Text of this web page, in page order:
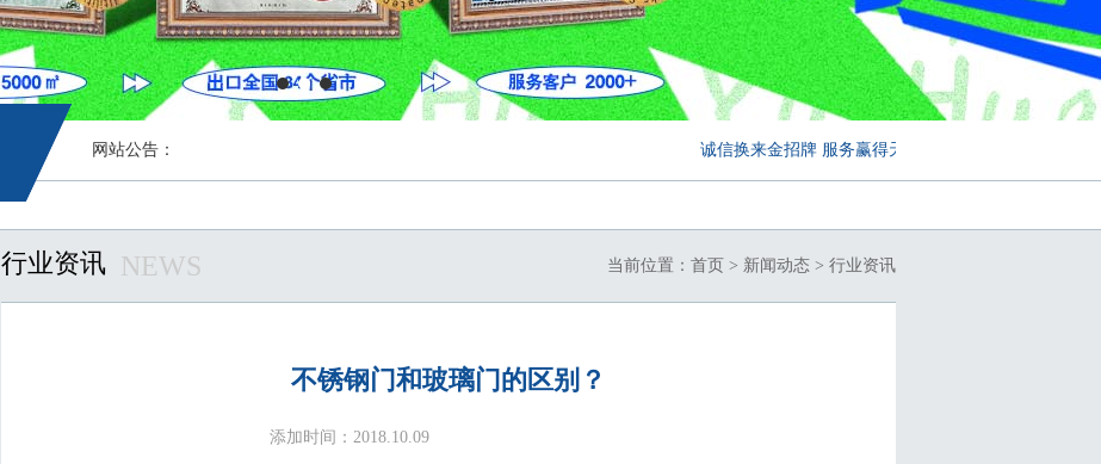
网站公告： 诚信换来金招牌 服务赢得天下客...
行业资讯 NEWS 当前位置： 首页 > 新闻动态 > 行业资讯
不锈钢门和玻璃门的区别？
添加时间：2018.10.09